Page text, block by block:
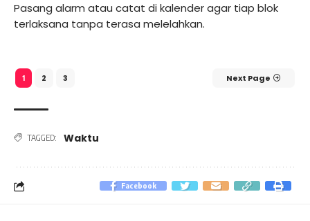
Pasang alarm atau catat di kalender agar tiap blok
terlaksana tanpa terasa melelahkan.
1 2 3 Next Page
TAGGED: Waktu
Facebook